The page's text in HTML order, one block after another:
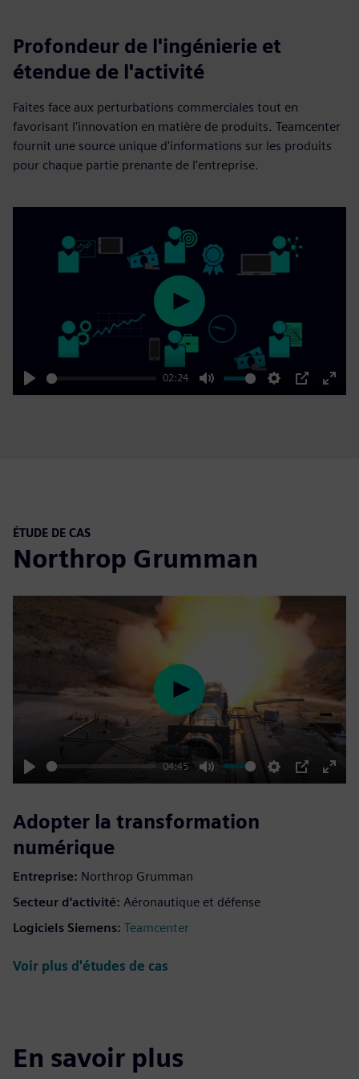
Profondeur de l'ingénierie et
étendue de l'activité
Faites face aux perturbations commerciales tout en
favorisant l'innovation en matière de produits. Teamcenter
fournit une source unique d'informations sur les produits
pour chaque partie prenante de l'entreprise.
Play
02:24
Mute Settings
PIP
Enter
Play
ÉTUDE DE CAS
Northrop Grumman
Play
04:45
Mute Settings
PIP
Enter
Play
Adopter la transformation
numérique
Entreprise: Northrop Grumman
Secteur d'activité: Aéronautique et défense
Logiciels Siemens: Teamcenter
Voir plus d'études de cas
En savoir plus